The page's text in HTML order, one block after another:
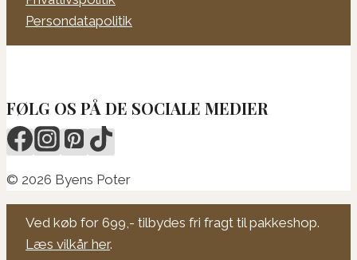
Persondatapolitik
FØLG OS PÅ DE SOCIALE MEDIER
© 2026 Byens Poter
Ved køb for 699,- tilbydes fri fragt til pakkeshop.
Læs vilkår her.